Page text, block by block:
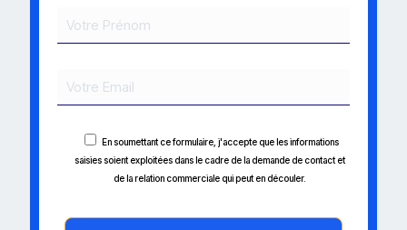
En soumettant ce formulaire, j'accepte que les informations
saisies soient exploitées dans le cadre de la demande de contact et
de la relation commerciale qui peut en découler.